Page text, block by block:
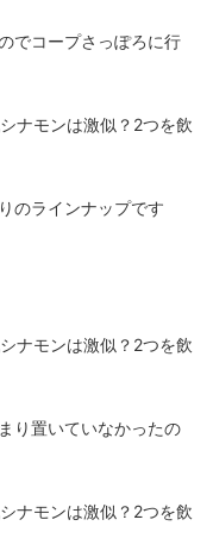
でコープさっぽろに行
のラインナップです
り置いていなかったの